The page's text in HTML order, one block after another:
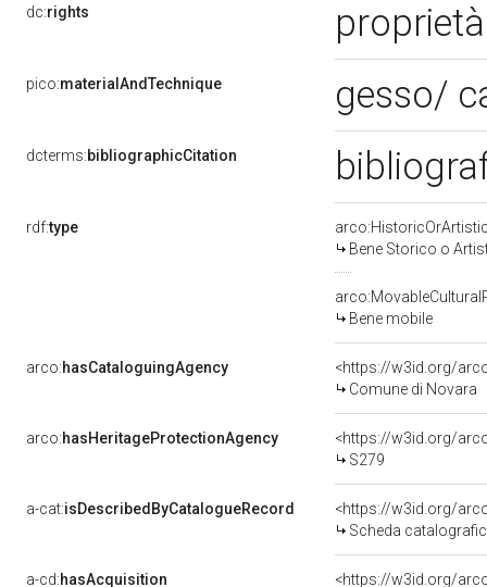
dc:rights
pico:materialAndTechnique gesso/
dcterms:bibliographicCitation
rdf:type
Bene Storico o
Bene mobile
arco:hasCataloguingAgency
<https://w3id.org/
Comune di Novara
arco:hasHeritageProtectionAgency
<https://w3id.org/
S279
a-cat:isDescribedByCatalogueRecord
<https://w3id.org/
Scheda
a-cd:hasAcquisition
<https://w3id.org/